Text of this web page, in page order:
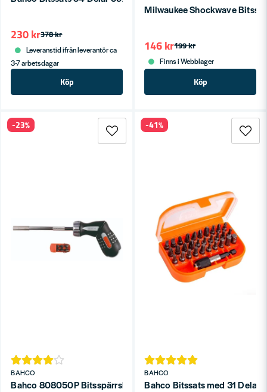
378 kr
230 kr
Leveranstid ifrån leverantör ca
3-7 arbetsdagar
Köp
Milwaukee Shockwave
199 kr
146 kr
Finns i Webblager
Köp
BAHCO
Bahco 808050P Bitsspärrskruvmejsel med pistolgrepp med
-23%
BAHCO
Bahco Bitssats med 31 Delar
-41%